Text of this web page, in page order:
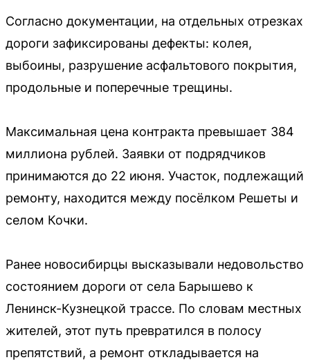
Согласно документации, на отдельных отрезках
дороги зафиксированы дефекты: колея,
выбоины, разрушение асфальтового покрытия,
продольные и поперечные трещины.
Максимальная цена контракта превышает 384
миллиона рублей. Заявки от подрядчиков
принимаются до 22 июня. Участок, подлежащий
ремонту, находится между посёлком Решеты и
селом Кочки.
Ранее новосибирцы высказывали недовольство
состоянием дороги от села Барышево к
Ленинск-Кузнецкой трассе. По словам местных
жителей, этот путь превратился в полосу
препятствий, а ремонт откладывается на